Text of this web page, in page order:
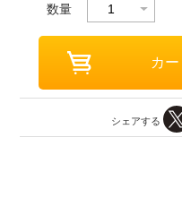
数量
シェアする